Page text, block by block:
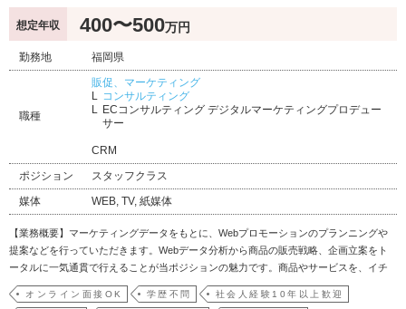
想定年収 400〜500万円
勤務地 福岡県
職種
販促、マーケティング
コンサルティング
ECコンサルティング デジタルマーケティングプロデュー
サー
CRM
ポジション
スタッフクラス
媒体
WEB, TV, 紙媒体
【業務概要】マーケティングデータをもとに、Webプロモーションのプランニングや
提案などを行っていただきます。Webデータ分析から商品の販売戦略、企画立案をト
ータルに一気通貫で行えることが当ポジションの魅力です。商品やサービスを、イチ
から育てていくことが可能で、化粧品、健康食品、大手製薬会社、大手スポーツメー
カー、大手飲料メーカー、次世代ロボット開発支援、スポーツジム、住宅メーカー、
オンライン面接OK 学歴不問 社会人経験10年以上歓迎